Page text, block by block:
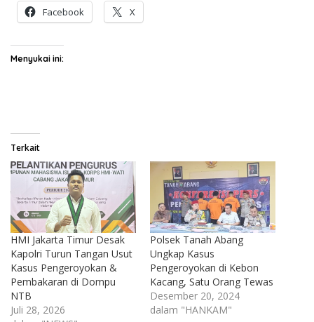
Facebook X
Menyukai ini:
Terkait
HMI Jakarta Timur Desak
Kapolri Turun Tangan Usut
Kasus Pengeroyokan &
Pembakaran di Dompu
NTB
Juli 28, 2026
Polsek Tanah Abang
Ungkap Kasus
Pengeroyokan di Kebon
Kacang, Satu Orang Tewas
Desember 20, 2024
dalam "HANKAM"